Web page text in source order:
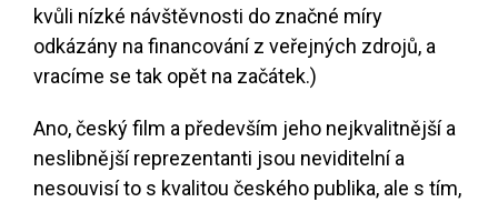
kvůli nízké návštěvnosti do značné míry
odkázány na financování z veřejných zdrojů, a
vracíme se tak opět na začátek.)
Ano, český film a především jeho nejkvalitnější a
neslibnější reprezentanti jsou neviditelní a
nesouvisí to s kvalitou českého publika, ale s tím,